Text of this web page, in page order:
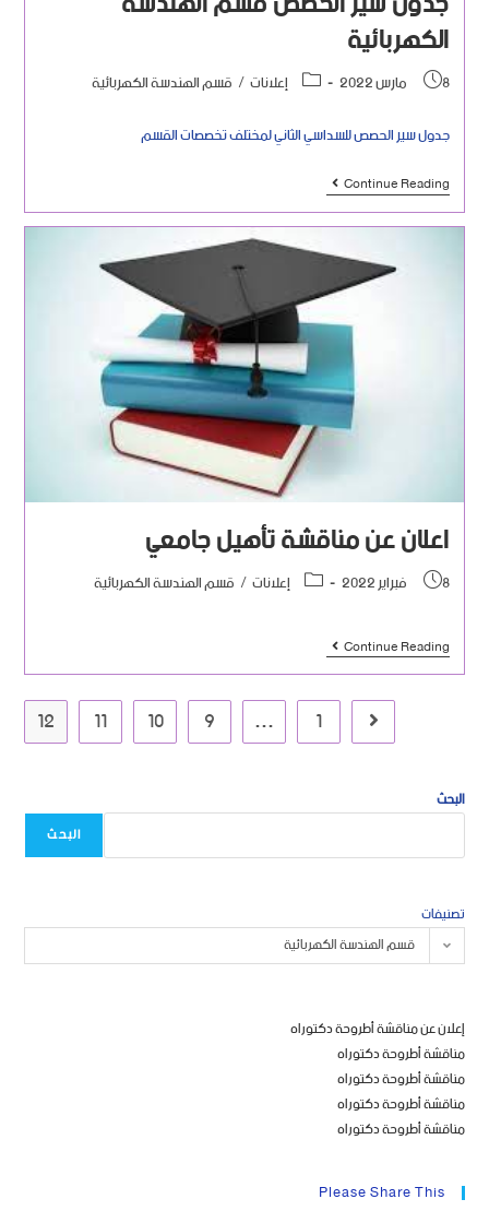
الكهربائية
8 مارس 2022 إعلانات/ قسم الهندسة الكهربائية
جدول سير الحصص للسداسي الثاني لمختلف تخصصات القسم
Continue Reading
اعلان عن مناقشة تأهيل جامعي
8 فبراير 2022 إعلانات/ قسم الهندسة الكهربائية
Continue Reading
1
…
9
10
11
12
البحث
البحث
تصنيفات
قسم الهندسة الكهربائية
إعلان عن مناقشة أطروحة دكتوراه
مناقشة أطروحة دكتوراه
مناقشة أطروحة دكتوراه
مناقشة أطروحة دكتوراه
مناقشة أطروحة دكتوراه
Please Share This